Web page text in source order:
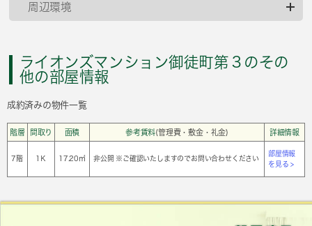
周辺環境
ライオンズマンション御徒町第３のその
他の部屋情報
成約済みの物件一覧
階層 間取り 面積 参考賃料(管理費・敷金・礼金) 詳細情報
7階 1Ｋ 17.20㎡ 非公開 ※ご確認いたしますのでお問い合わせください
部屋情報
を見る >